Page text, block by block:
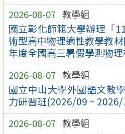
2026-08-07 教學組
國立彰化師範大學辦理「
術型高中物理適性教學教
年度全國高三暑假學測物理
2026-08-07 教學組
國立中山大學外國語文教
力研習班(2026/09 ~
2026-08-07 教學組